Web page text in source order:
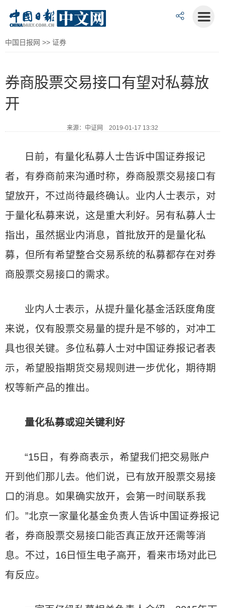
中国日报网 >> 证券
券商股票交易接口有望对私募放
开
来源：中证网 2019-01-17 13:32
日前，有量化私募人士告诉中国证券报记
者，有券商前来沟通时称，券商股票交易接口有
望放开，不过尚待最终确认。业内人士表示，对
于量化私募来说，这是重大利好。另有私募人士
指出，虽然据业内消息，首批放开的是量化私
募，但所有希望整合交易系统的私募都存在对券
商股票交易接口的需求。
业内人士表示，从提升量化基金活跃度角度
来说，仅有股票交易量的提升是不够的，对冲工
具也很关键。多位私募人士对中国证券报记者表
示，希望股指期货交易规则进一步优化，期待期
权等新产品的推出。
量化私募或迎关键利好
“15日，有券商表示，希望我们把交易账户
开到他们那儿去。他们说，已有放开股票交易接
口的消息。如果确实放开，会第一时间联系我
们。”北京一家量化基金负责人告诉中国证券报记
者，券商股票交易接口能否真正放开还需等消
息。不过，16日恒生电子高开，看来市场对此已
有反应。